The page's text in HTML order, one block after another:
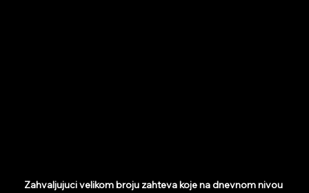
Zahvaljujuci velikom broju zahteva koje na dnevnom nivou